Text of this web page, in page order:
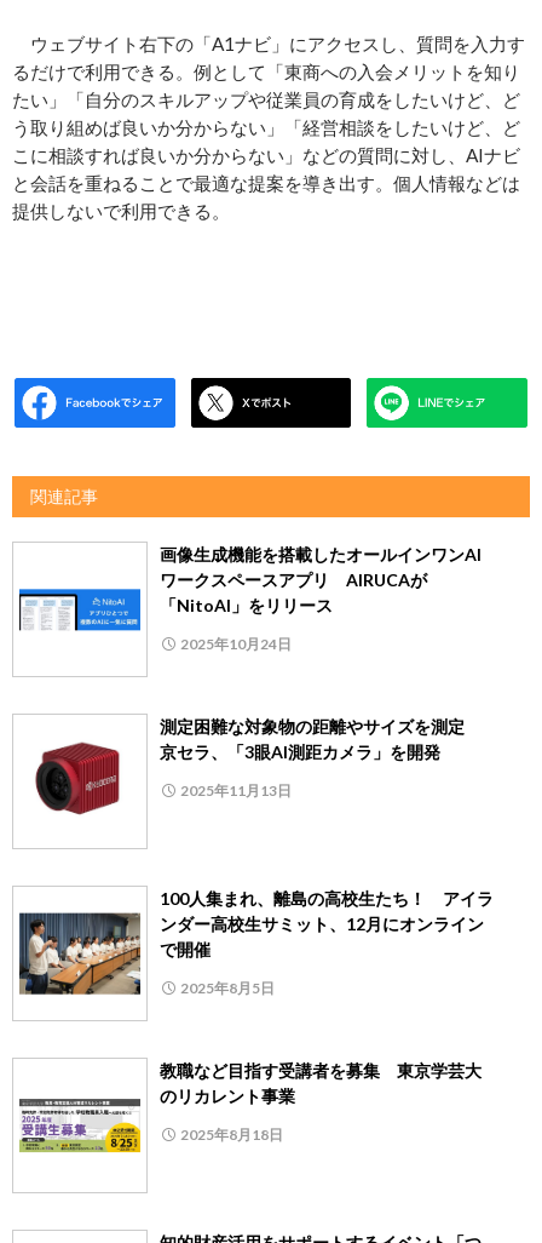
ウェブサイト右下の「A1ナビ」にアクセスし、質問を入力す
るだけで利用できる。例として「東商への入会メリットを知り
たい」「自分のスキルアップや従業員の育成をしたいけど、ど
う取り組めば良いか分からない」「経営相談をしたいけど、ど
こに相談すれば良いか分からない」などの質問に対し、AIナビ
と会話を重ねることで最適な提案を導き出す。個人情報などは
提供しないで利用できる。
関連記事
画像生成機能を搭載したオールインワンAI
ワークスペースアプリ AIRUCAが
「NitoAI」をリリース
2025年10月24日
測定困難な対象物の距離やサイズを測定
京セラ、「3眼AI測距カメラ」を開発
2025年11月13日
100人集まれ、離島の高校生たち！ アイラ
ンダー高校生サミット、12月にオンライン
で開催
2025年8月5日
教職など目指す受講者を募集 東京学芸大
のリカレント事業
2025年8月18日